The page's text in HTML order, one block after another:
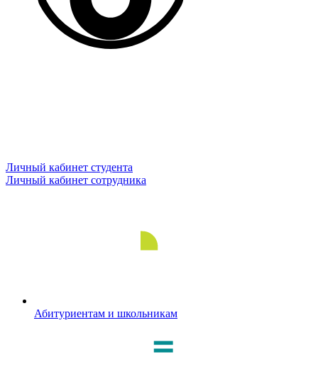
Личный кабинет студента
Личный кабинет сотрудника
Абитуриентам и школьникам